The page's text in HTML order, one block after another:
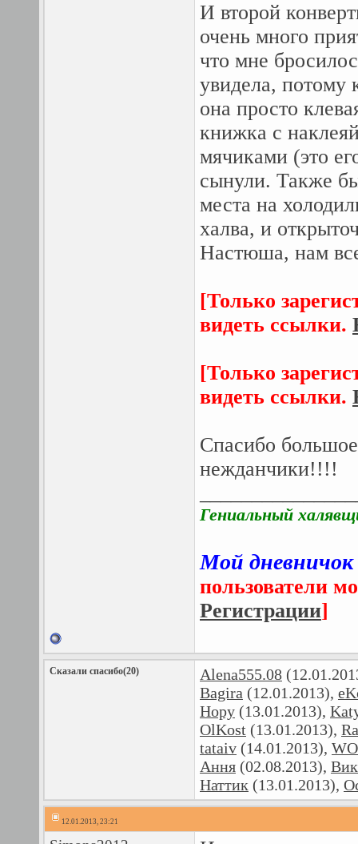
И второй
очень много
что мне
увидела, потому
она просто
книжка с
мячиками (это
сынули. Также
места на
халва, и
Настюша, нам
[Только
видеть ссылки.
[Только
видеть ссылки.
Спасибо
нежданчики!!!!
Гениальный
Мой
пользователи
Регистрации]
Сказали спасибо(20) Alena555.08
Bagira (12.01.2013),
Hopy (13.01.2013),
OlKost (13.01.2013),
tataiv (14.01.2013),
Ання (02.08.2013),
Наттик (13.01.2013),
12.01.2013, 23:21